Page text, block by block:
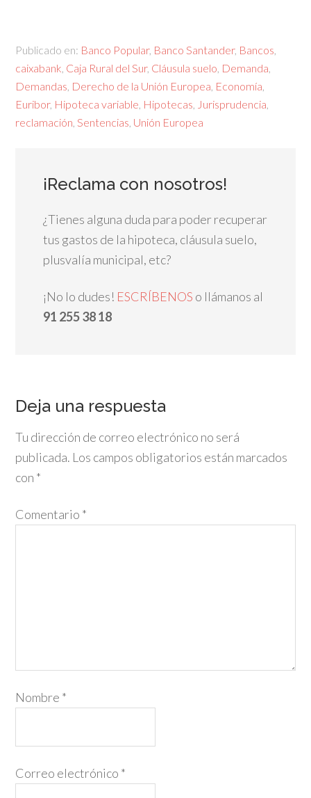
Publicado en: Banco Popular, Banco Santander, Bancos
caixabank Caja Rural del Sur, Cláusula suelo Demanda
Demandas Derecho de la Unión Europea Economía
Euribor, Hipoteca variable Hipotecas Jurisprudencia
reclamación ,Sentencias Unión Europea
¡Reclama con nosotros!
¿Tienes alguna duda para poder recuperar
tus gastos de la hipoteca, cláusula suelo,
plusvalía municipal, etc?
¡No lo dudes! ESCRÍBENOS o llámanos al
91 255 38 18
Deja una respuesta
Tu dirección de correo electrónico no será
publicada. Los campos obligatorios están marcados
con *
Comentario *
Nombre *
Correo electrónico *